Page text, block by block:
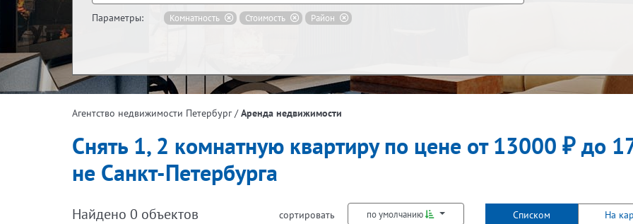
Параметры: Комнатность Стоимость Район
Жилая площадь, м²
Этаж
Площадь кухни, м²
Лифт
Агентство недвижимости Петербург /Аренда недвижимости
Снять 1, 2 комнатную квартиру по цене от 13000 ₽ до
не Санкт-Петербурга
Найдено 0 объектов сортировать по умолчанию Списком На